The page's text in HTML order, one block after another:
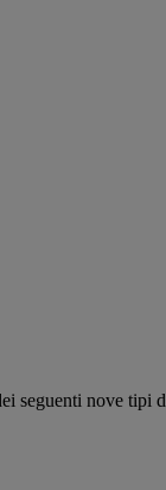
seguenti nove